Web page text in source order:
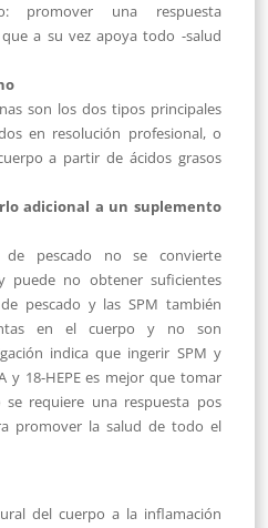
promover una respuesta
a su vez apoya todo -salud
son los dos tipos principales
en resolución profesional, o
a partir de ácidos grasos
adicional a un suplemento
pescado no se convierte
puede no obtener suficientes
pescado y las SPM también
en el cuerpo y no son
indica que ingerir SPM y
y 18-HEPE es mejor que tomar
se requiere una respuesta pos
promover la salud de todo el
del cuerpo a la inflamación